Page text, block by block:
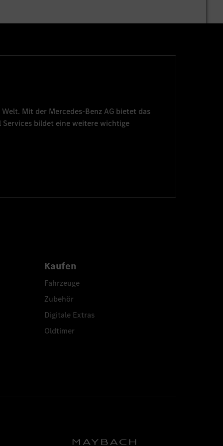
Mit der Mercedes-Benz AG bietet das
Services bildet eine weitere wichtige
Kaufen
Fahrzeuge
Zubehör
Digitale Extras
Oldtimer